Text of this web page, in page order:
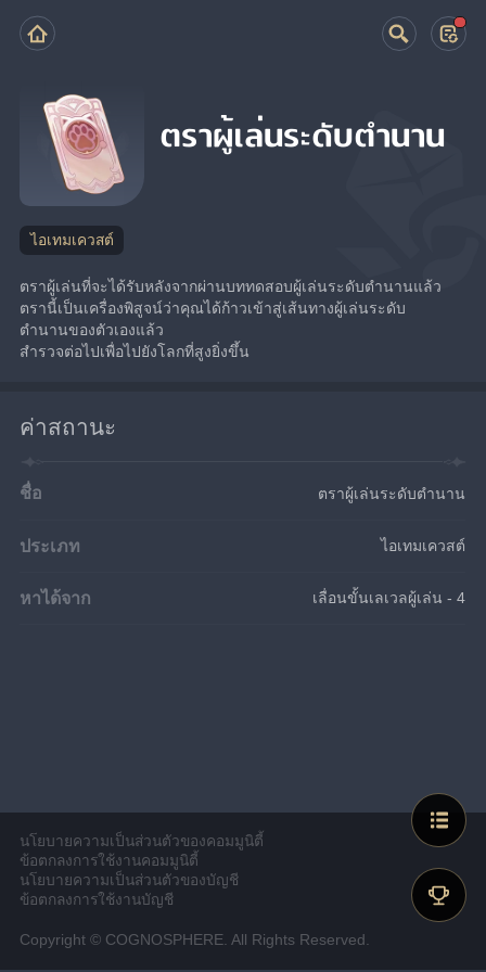
ตราผู้เล่นระดับตำนาน
ไอเทมเควสต์
ตราผู้เล่นที่จะได้รับหลังจากผ่านบททดสอบผู้เล่นระดับตำนานแล้ว
ตรานี้เป็นเครื่องพิสูจน์ว่าคุณได้ก้าวเข้าสู่เส้นทางผู้เล่นระดับ
ตำนานของตัวเองแล้ว
สำรวจต่อไปเพื่อไปยังโลกที่สูงยิ่งขึ้น
ค่าสถานะ
ชื่อ ตราผู้เล่นระดับตำนาน
ประเภท ไอเทมเควสต์
หาได้จาก เลื่อนขั้นเลเวลผู้เล่น - 4
นโยบายความเป็นส่วนตัวของคอมมูนิตี้
ข้อตกลงการใช้งานคอมมูนิตี้
นโยบายความเป็นส่วนตัวของบัญชี
ข้อตกลงการใช้งานบัญชี
Copyright © COGNOSPHERE. All Rights Reserved.